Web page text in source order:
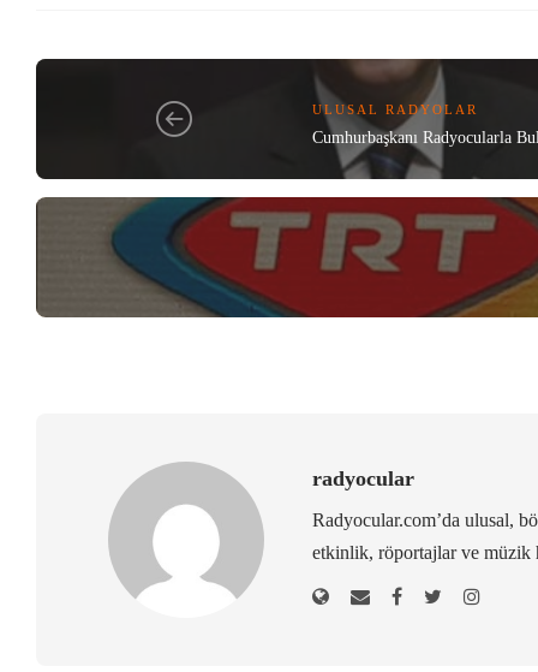
ULUSAL RADYOLAR
Cumhurbaşkanı Radyocularla
radyocular
Radyocular.com’da ulusal,
etkinlik, röportajlar ve müzik